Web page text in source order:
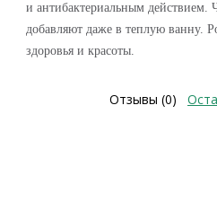
и антибактериальным действием.
добавляют даже в теплую ванну.
здоровья и красоты.
Отзывы (0)